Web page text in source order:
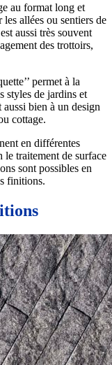
au format long et
allées ou sentiers de
aussi très souvent
des trottoirs,
permet à la
styles de jardins et
aussi bien à un design
cottage.
en différentes
le traitement de surface
sont possibles en
finitions.